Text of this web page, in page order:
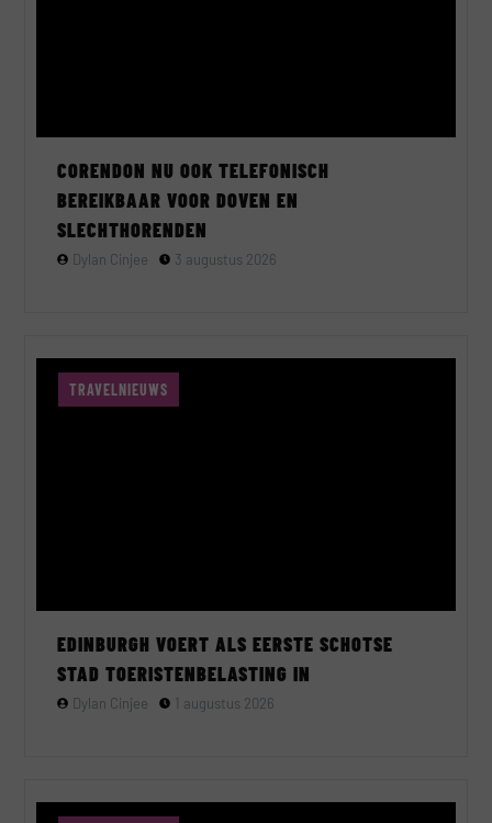
CORENDON NU OOK TELEFONISCH
BEREIKBAAR VOOR DOVEN EN
SLECHTHORENDEN
Dylan Cinjee 3 augustus 2026
TRAVELNIEUWS
EDINBURGH VOERT ALS EERSTE SCHOTSE
STAD TOERISTENBELASTING IN
Dylan Cinjee 1 augustus 2026